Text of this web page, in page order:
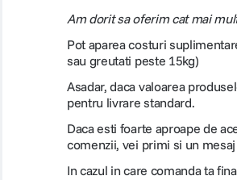
telefon
Am dorit sa oferim cat mai
Pot aparea costuri
sau greutati peste 15kg)
Asadar, daca valoarea
pentru livrare standard.
Daca esti foarte aproape de
comenzii, vei primi si un
In cazul in care comanda ta